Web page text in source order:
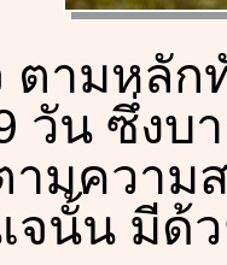
ตามหลั
วัน ซึ่ง
มความ
จนั้น มีด้